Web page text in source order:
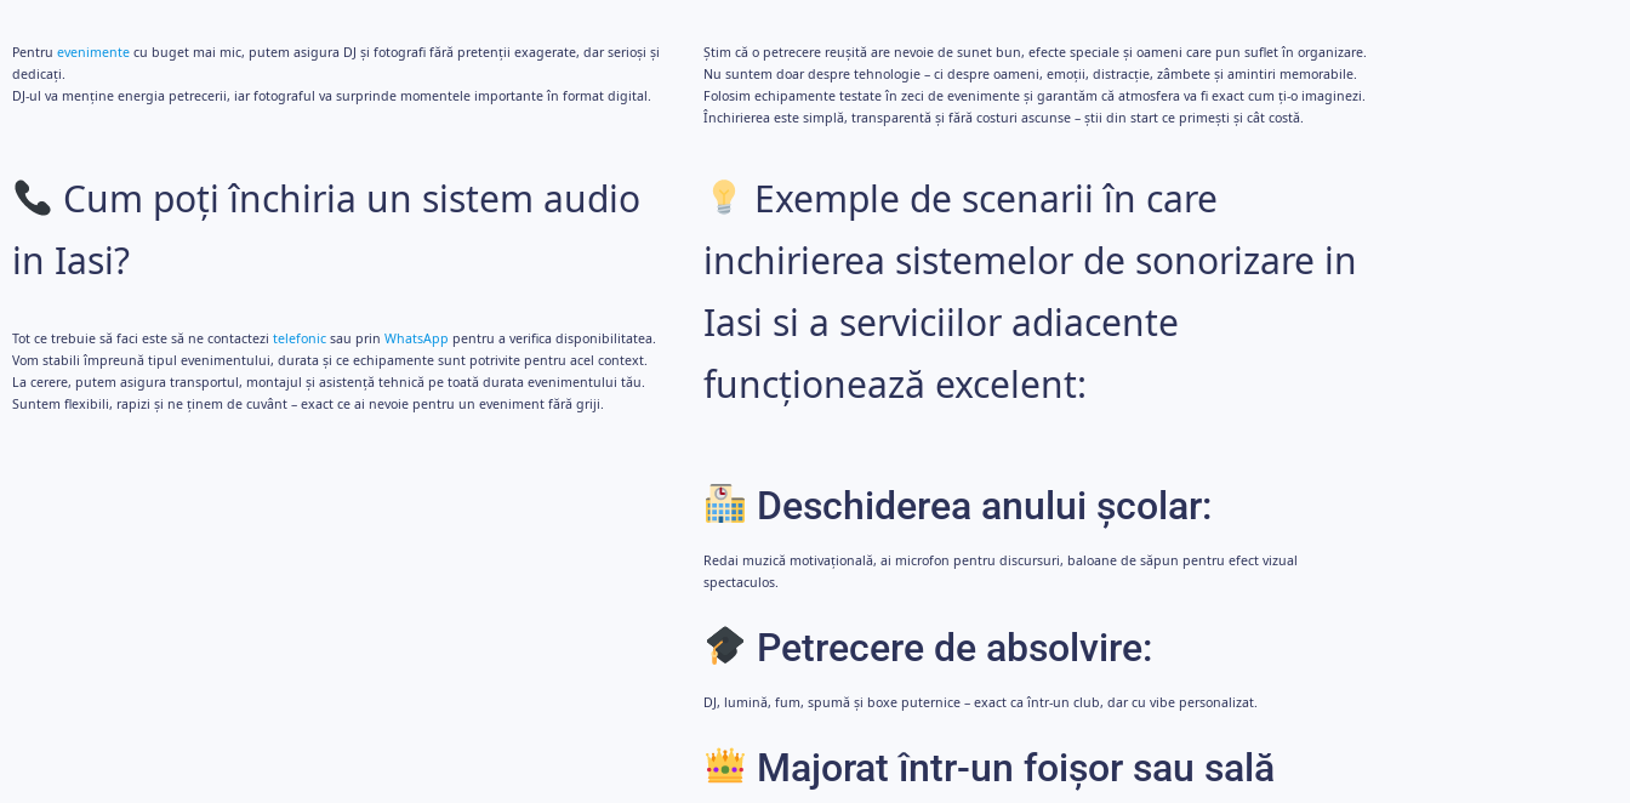
Pentru evenimente cu buget mai mic, putem asigura DJ și fotografi fără pretenții exagerate, dar serioși și
dedicați.
DJ-ul va menține energia petrecerii, iar fotograful va surprinde momentele importante în format digital.
Știm că o petrecere reușită are nevoie de sunet bun, efecte speciale și oameni care pun suflet în organizare.
Nu suntem doar despre tehnologie – ci despre oameni, emoții, distracție, zâmbete și amintiri memorabile.
Folosim echipamente testate în zeci de evenimente și garantăm că atmosfera va fi exact cum ți-o imaginezi.
Închirierea este simplă, transparentă și fără costuri ascunse – știi din start ce primești și cât costă.
Cum poți închiria un sistem audio
in Iasi?
Tot ce trebuie să faci este să ne contactezi telefonic sau prin WhatsApp pentru a verifica disponibilitatea.
Vom stabili împreună tipul evenimentului, durata și ce echipamente sunt potrivite pentru acel context.
La cerere, putem asigura transportul, montajul și asistență tehnică pe toată durata evenimentului tău.
Suntem flexibili, rapizi și ne ținem de cuvânt – exact ce ai nevoie pentru un eveniment fără griji.
Exemple de scenarii în care
inchirierea sistemelor de sonorizare in
Iasi si a serviciilor adiacente
funcționează excelent:
Deschiderea anului școlar:
Redai muzică motivațională, ai microfon pentru discursuri, baloane de săpun pentru efect vizual
spectaculos.
Petrecere de absolvire:
DJ, lumină, fum, spumă și boxe puternice – exact ca într-un club, dar cu vibe personalizat.
Majorat într-un foișor sau sală